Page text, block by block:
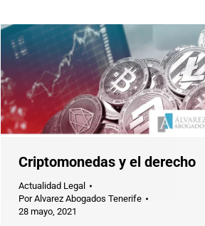
Criptomonedas y el derecho
Actualidad Legal
PorAlvarez Abogados Tenerife
28 mayo, 2021